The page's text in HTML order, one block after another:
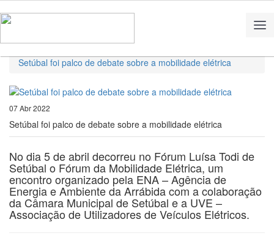
Setúbal foi palco de debate sobre a mobilidade elétrica
07 Abr 2022
Setúbal foi palco de debate sobre a mobilidade elétrica
No dia 5 de abril decorreu no Fórum Luísa Todi de
Setúbal o Fórum da Mobilidade Elétrica, um
encontro organizado pela ENA – Agência de
Energia e Ambiente da Arrábida com a colaboração
da Câmara Municipal de Setúbal e a UVE –
Associação de Utilizadores de Veículos Elétricos.